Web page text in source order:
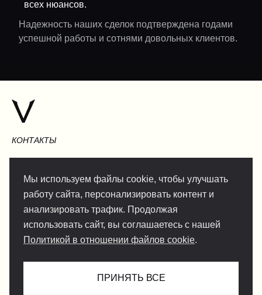
Мы используем файлы cookie, чтобы улучшать
работу сайта, персонализировать контент и
анализировать трафик. Продолжая
использовать сайт, вы соглашаетесь с нашей
Политикой в отношении файлов cookie.
ПРИНЯТЬ ВСЕ
всех нюансов.
Надежность наших сделок подтверждена годами
успешной работы и сотнями довольных клиентов.
КОНТАКТЫ
INFO@VERSENTLY.COM
Политика конфиденциальности